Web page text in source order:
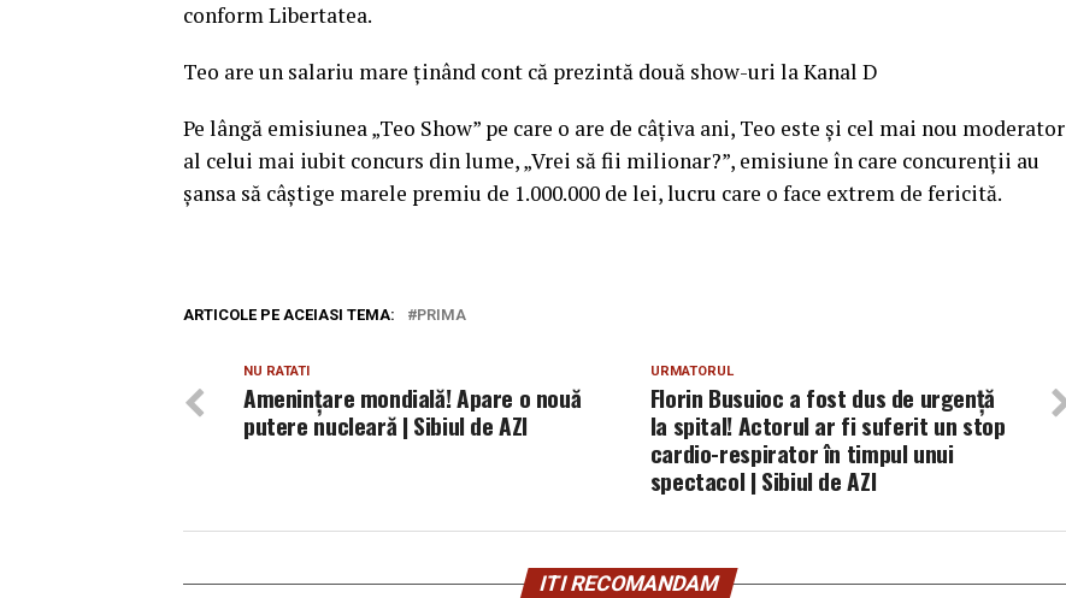
conform Libertatea.
Teo are un salariu mare ţinând cont că prezintă două show-uri la Kanal D
Pe lângă emisiunea „Teo Show” pe care o are de câţiva ani, Teo este şi cel mai nou moderator
al celui mai iubit concurs din lume, „Vrei să fii milionar?”, emisiune în care concurenţii au
şansa să câştige marele premiu de 1.000.000 de lei, lucru care o face extrem de fericită.
ARTICOLE PE ACEIASI TEMA: PRIMA
URMATORUL
Florin Busuioc a fost dus de urgență
la spital! Actorul ar fi suferit un stop
cardio-respirator în timpul unui
spectacol | Sibiul de AZI
NU RATATI
Amenințare mondială! Apare o nouă
putere nucleară | Sibiul de AZI
ITI RECOMANDAM